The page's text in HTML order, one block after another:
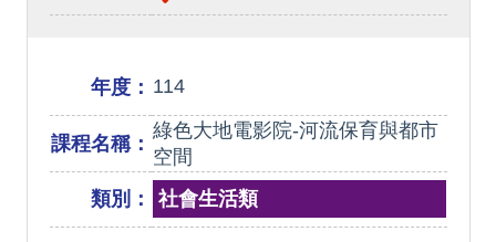
年度： 114
課程名稱：
綠色大地電影院-河流保育與都市
空間
類別：
社會生活類